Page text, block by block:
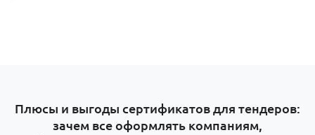
Плюсы и выгоды сертификатов для тендеров:
зачем все оформлять компаниям,